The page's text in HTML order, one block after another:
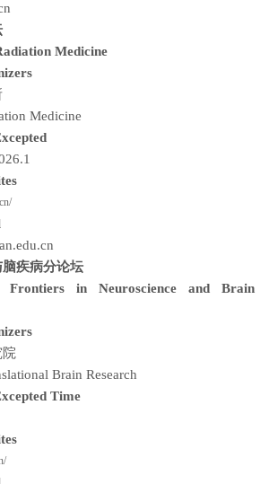
Medicine
Medicine
疾病分论坛
Frontiers in Neuroscience and Brain
Brain Research
Time